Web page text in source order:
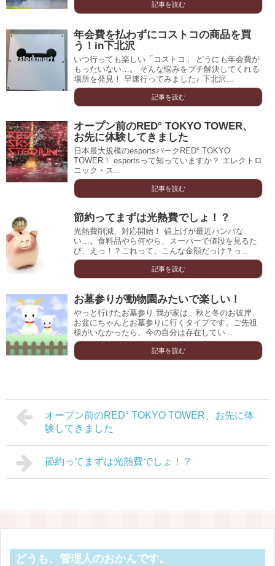
記事を読む
年会費を払わずにコストコの商品を買
う！in下北沢
いつ行っても楽しい「コストコ」 どうにも年会費が
もったいない…。 そんな悩みをプチ解決してくれる
場所を発見！ 早速行ってみました♪ 下北沢...
記事を読む
オープン前のRED° TOKYO TOWER、
お先に体験してきました
日本最大規模のesportsパークRED° TOKYO
TOWER！ esportsって知っていますか？ エレクトロ
ニック・ス...
記事を読む
節約ってまずは光熱費でしょ！？
光熱費削減、対応開始！ 値上げが最近ハンパな
い…。食料品やら何やら、スーパーで値段を見るた
び、えっ！？これって、こんな金額だっけ？っ...
記事を読む
お墓参りが動物園みたいで楽しい！
やっと行けたお墓参り 我が家は、秋と冬のお彼岸、
お盆にちゃんとお墓参りに行くタイプです。ご先祖
様がいなかったら、今の自分は存在してい...
記事を読む
オープン前のRED° TOKYO TOWER、お先に体
験してきました
節約ってまずは光熱費でしょ！？
どうも、管理人のおかんです。